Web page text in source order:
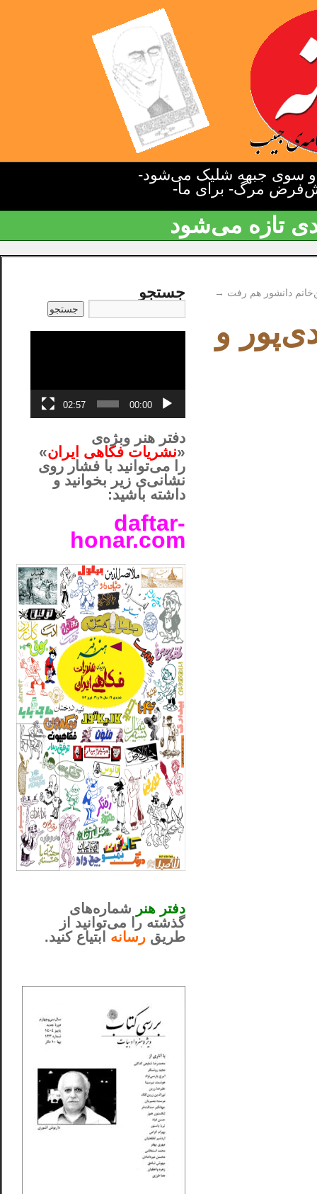
سوی جبهه شلیک می‌شود-
مرگ- برای ما-
تازه می‌شود
دانشور هم رفت →
و
جستجو
00:00
02:57
دفتر هنر وبژه‌ی
«نشریات فکاهی ایران»
را می‌توانید با فشار روی
نشانی‌ی زیر بخوانید و
داشته باشید:
daftar-
honar.com
دفتر هنر شماره‌های
گذشته را می‌توانید از
طریق رسانه ابتیاع کنید.